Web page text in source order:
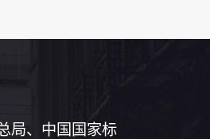
局、中国国家标